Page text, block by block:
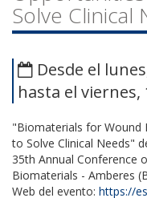
Solve Clinical
Desde el
hasta el
"Biomaterials for Wound
to Solve Clinical Needs"
35th Annual Conference
Biomaterials - Amberes
Web del evento: https://